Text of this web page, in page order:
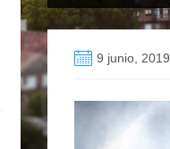
9 junio, 2019